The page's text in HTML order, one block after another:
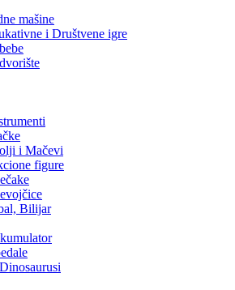
mašine
i Društvene igre
i Mačevi
figure
Bilijar